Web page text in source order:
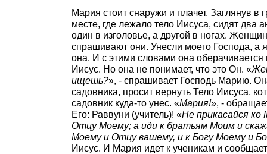
Мария стоит снаружи и плачет. Заглянув в
месте, где лежало тело Иисуса, сидят два
один в изголовье, а другой в ногах.
спрашивают они. Унесли моего Господа, а
она. И с этими словами она оберачивается
Иисус. Но она не понимает, что это Он. «
ищешь?», - спрашивает Господь Марию.
садовника, просит вернуть Тело Иисуса,
садовник куда-то унес. «Мария!», -
Его: Раввуни (учитель)! «Не прикасайся ко
Отцу Моему; а иди к братьям Моим и
Моему и Отцу вашему, и к Богу Моему и
Иисус. И Мария идет к ученикам и